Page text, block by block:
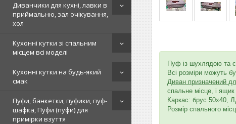
Диванчики для кухні, лавки в
приймальню, зал очікування,
хол
Кухонні кутки зі спальним
місцем всі моделі
Кухонні кутки на будь-який
смак
Пуфи, банкетки, пуфики, пуф-
шафка, Пуфи (пуфи) для
примірки взуття
Пуф із шухлядою та
Всі розміри можуть
Диван призначений
спальне місце, і ящик
Каркас: брус 50х40,
Розмір спального